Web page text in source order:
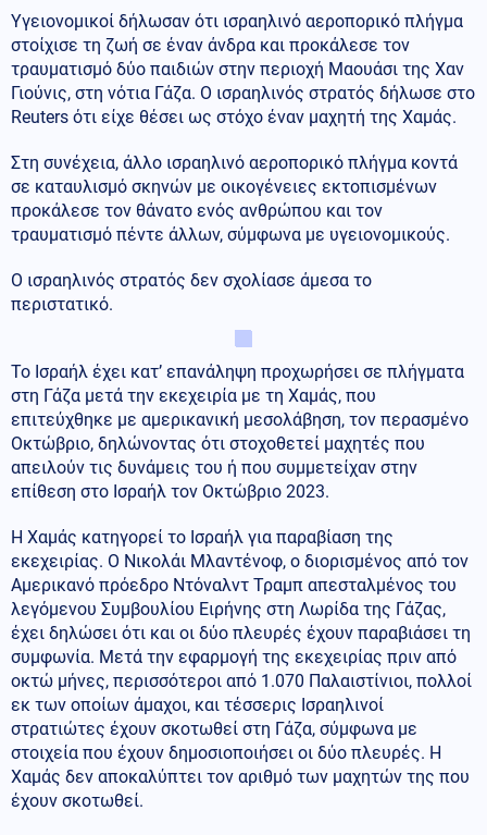
Υγειονομικοί δήλωσαν ότι ισραηλινό αεροπορικό πλήγμα
στοίχισε τη ζωή σε έναν άνδρα και προκάλεσε τον
τραυματισμό δύο παιδιών στην περιοχή Μαουάσι της Χαν
Γιούνις, στη νότια Γάζα. Ο ισραηλινός στρατός δήλωσε στο
Reuters ότι είχε θέσει ως στόχο έναν μαχητή της Χαμάς.
Στη συνέχεια, άλλο ισραηλινό αεροπορικό πλήγμα κοντά
σε καταυλισμό σκηνών με οικογένειες εκτοπισμένων
προκάλεσε τον θάνατο ενός ανθρώπου και τον
τραυματισμό πέντε άλλων, σύμφωνα με υγειονομικούς.
Ο ισραηλινός στρατός δεν σχολίασε άμεσα το
περιστατικό.
Το Ισραήλ έχει κατ’ επανάληψη προχωρήσει σε πλήγματα
στη Γάζα μετά την εκεχειρία με τη Χαμάς, που
επιτεύχθηκε με αμερικανική μεσολάβηση, τον περασμένο
Οκτώβριο, δηλώνοντας ότι στοχοθετεί μαχητές που
απειλούν τις δυνάμεις του ή που συμμετείχαν στην
επίθεση στο Ισραήλ τον Οκτώβριο 2023.
Η Χαμάς κατηγορεί το Ισραήλ για παραβίαση της
εκεχειρίας. Ο Νικολάι Μλαντένοφ, ο διορισμένος από τον
Αμερικανό πρόεδρο Ντόναλντ Τραμπ απεσταλμένος του
λεγόμενου Συμβουλίου Ειρήνης στη Λωρίδα της Γάζας,
έχει δηλώσει ότι και οι δύο πλευρές έχουν παραβιάσει τη
συμφωνία. Μετά την εφαρμογή της εκεχειρίας πριν από
οκτώ μήνες, περισσότεροι από 1.070 Παλαιστίνιοι, πολλοί
εκ των οποίων άμαχοι, και τέσσερις Ισραηλινοί
στρατιώτες έχουν σκοτωθεί στη Γάζα, σύμφωνα με
στοιχεία που έχουν δημοσιοποιήσει οι δύο πλευρές. Η
Χαμάς δεν αποκαλύπτει τον αριθμό των μαχητών της που
έχουν σκοτωθεί.